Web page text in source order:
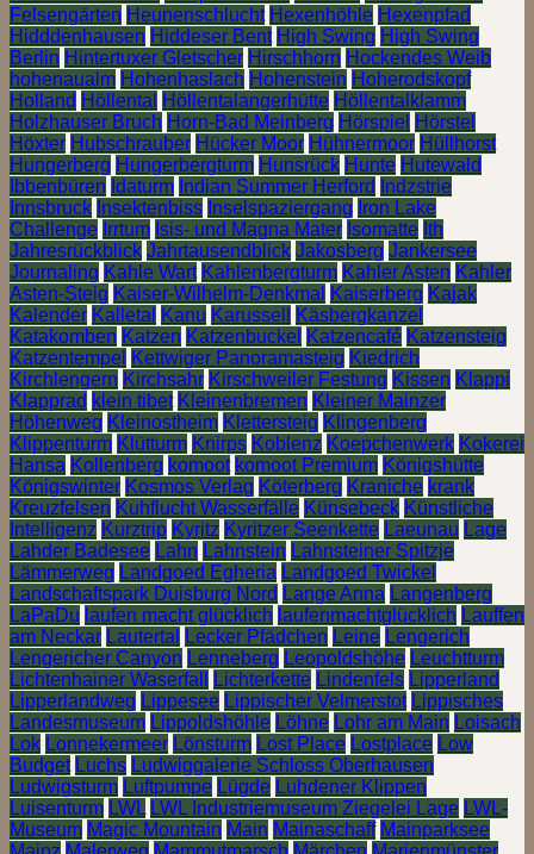
Felsengärten Heunenschlucht Hexenhöhle Hexenpfad
Hidddenhausen Hiddeser Bent High Swing High Swing
Berlin Hintertuxer Gletscher Hirschhorn Hockendes Weib
hohenaualm Hohenhaslach Hohenstein Hoherodskopf
Holland Höllental Höllentalangerhütte Höllentalklamm
Holzhauser Bruch Horn-Bad Meinberg Hörspiel Hörstel
Höxter Hubschrauber Hücker Moor Hühnermoor Hüllhorst
Hungerberg Hungerbergturm Hunsrück Hunte Hutewald
Ibbenbüren Idaturm Indian Summer Herford
Indzstrie
Innsbruck Insektenbiss Inselspaziergang Iron Lake
Challenge Irrtum Isis- und Magna Mater Isomatte Ith
Jahresrückblick Jahrtausendblick Jakosberg Jankersee
Journaling Kahle Wart Kahlenbergturm Kahler Asten Kahler
Asten-Steig Kaiser-Wilhelm-Denkmal Kaiserberg Kajak
Kalender Kalletal Kanu Karussell
Käsbergkanzel
Katakomben Katzen Katzenbuckel Katzencafé Katzensteig
Katzentempel Kettwiger Panoramasteig Kiedrich
Kirchlengern Kirchsahr Kirschweiler Festung Kissen Klappi
Klapprad klein tibet Kleinenbremen Kleiner Mainzer
Höhenweg Kleinostheim Klettersteig Klingenberg
Klippenturm Klütturm Knirps Koblenz Koepchenwerk Kokerei
Hansa Kollenberg komoot komoot Premium Königshütte
Königswinter Kosmos Verlag Köterberg Kraniche krank
Kreuzfelsen Kuhflucht Wasserfälle Künsebeck Künstliche
Intelligenz Kurztrip Kyritz Kyritzer Seenkette Laeunau Lage
Lahder Badesee Lahn Lahnstein Lahnsteiner Spitzje
Lämmerweg Landgoed Egheria Landgoed Twickel
Landschaftspark Duisburg Nord Lange Anna Langenberg
LaPaDu laufen macht glücklich laufenmachtglücklich Lauffen
am Neckar Lautertal Lecker Pfädchen Leine Lengerich
Lengericher Canyon Lenneberg Leopoldshöhe Leuchtturm
Lichtenhainer Waserfall
Lichterkette Lindenfels Lipperland
Lipperlandweg Lippesee Lippischer Velmerstot Lippisches
Landesmuseum Lippoldshöhle Löhne Lohr am Main Loisach
Lok Lonnekermeer Lönsturm Lost Place Lostplace Low
Budget Luchs Ludwiggalerie Schloss Oberhausen
Ludwigsturm Luftpumpe Lügde Luhdener Klippen
Luisenturm LWL LWL Industriemuseum Ziegelei Lage LWL-
Museum Magic Mountain Main Mainaschaff Mainparksee